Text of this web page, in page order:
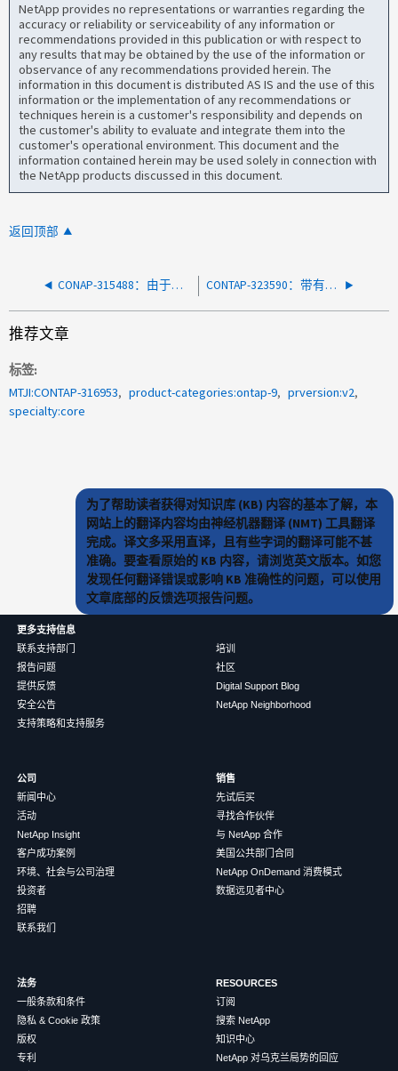
NetApp provides no representations or warranties regarding the
accuracy or reliability or serviceability of any information or
recommendations provided in this publication or with respect to
any results that may be obtained by the use of the information or
observance of any recommendations provided herein. The
information in this document is distributed AS IS and the use of this
information or the implementation of any recommendations or
techniques herein is a customer's responsibility and depends on
the customer's ability to evaluate and integrate them into the
customer's operational environment. This document and the
information contained herein may be used solely in connection with
the NetApp products discussed in this document.
返回顶部
CONAP-315488：由于反复重新启动四分数据、WAFL挂起 CONTAP-323590：带有交换机连接的 NS224 驱动器架的 AFF A1K 和 ASA A1K 的读取性能可能会受到限制
推荐文章
标签
MTJI:CONTAP-316953
product-categories:ontap-9
prversion:v2
specialty:core
为了帮助读者获得对知识库 (KB) 内容的基本了解，本
网站上的翻译内容均由神经机器翻译 (NMT) 工具翻译
完成。译文多采用直译，且有些字词的翻译可能不甚
准确。要查看原始的 KB 内容，请浏览英文版本。如您
发现任何翻译错误或影响 KB 准确性的问题，可以使用
文章底部的反馈选项报告问题。
更多支持信息
联系支持部门
报告问题
提供反馈
安全公告
支持策略和支持服务
培训
社区
Digital Support Blog
NetApp Neighborhood
公司
新闻中心
活动
NetApp Insight
客户成功案例
环境、社会与公司治理
投资者
招聘
联系我们
销售
先试后买
寻找合作伙伴
与 NetApp 合作
美国公共部门合同
NetApp OnDemand 消费模式
数据远见者中心
法务
一般条款和条件
隐私 & Cookie 政策
版权
专利
RESOURCES
订阅
搜索 NetApp
知识中心
NetApp 对乌克兰局势的回应